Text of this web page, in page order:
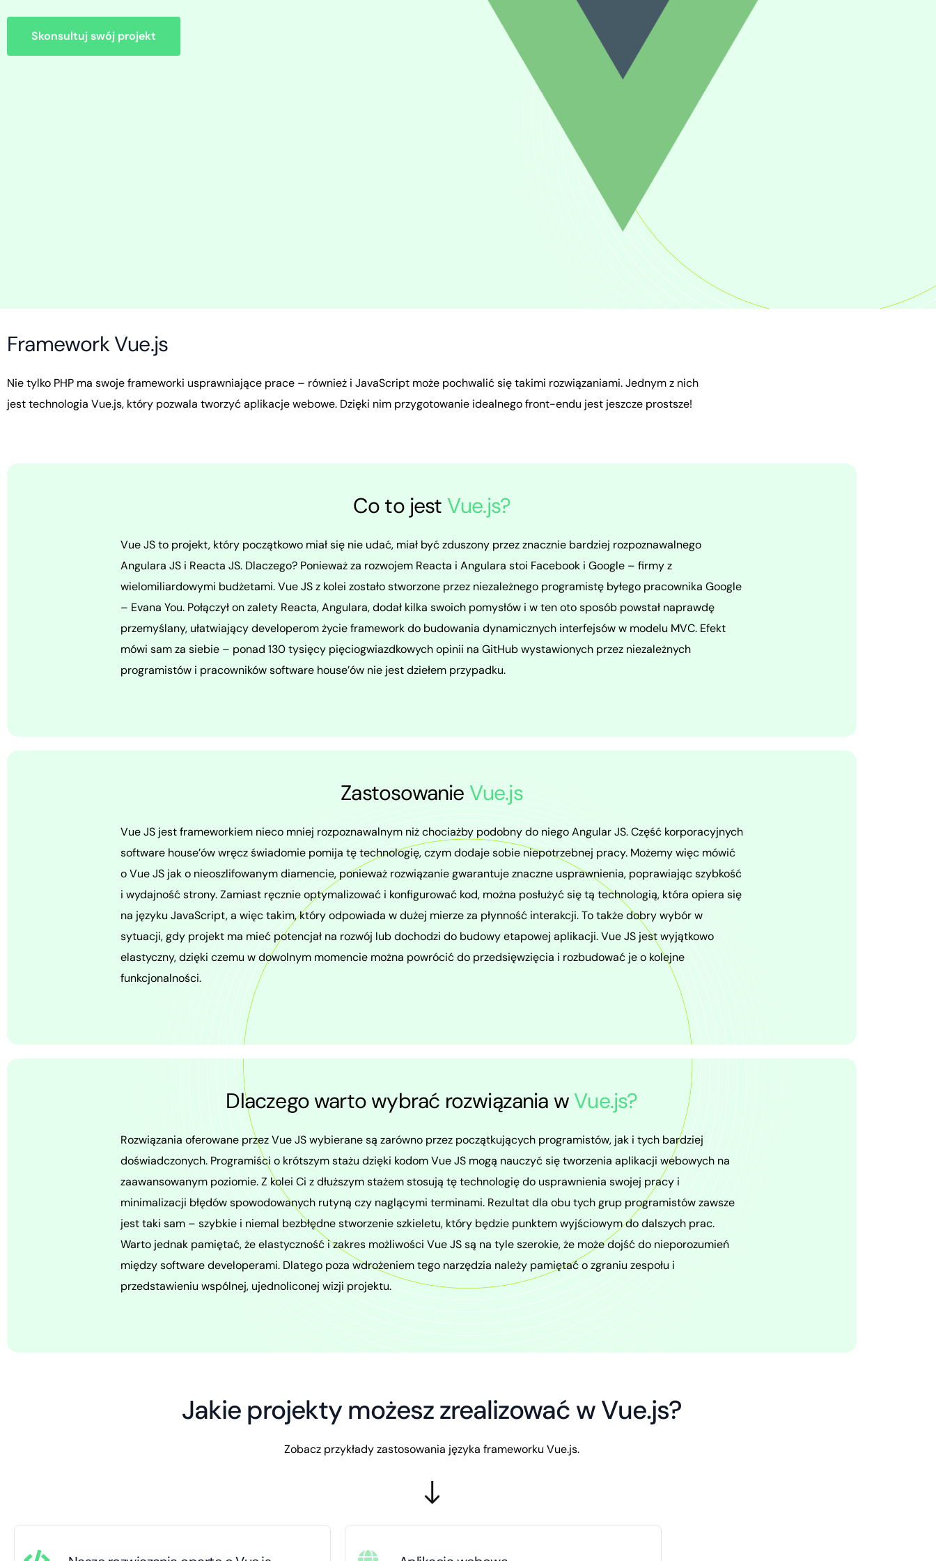
Skonsultuj swój projekt
FrameworkVue.js
Nietylko PHP ma swojeframeworki usprawniające prace – również i JavaScript może pochwalićsiętakimi rozwiązaniami.Jednymz nich
jesttechnologia Vue.js, który pozwala tworzyćaplikacjewebowe. Dzięki nim przygotowanie idealnegofront-endu jest jeszcze prostsze!
Co to jest Vue.js?
Vue JS to projekt, który początkowo miał się nie udać, miał być zduszony przez znacznie bardziej rozpoznawalnego
Angulara JS i Reacta JS. Dlaczego? Ponieważ za rozwojem Reacta i Angulara stoi Facebook i Google – firmy z
wielomiliardowymi budżetami. Vue JS z kolei zostało stworzone przez niezależnego programistę byłego pracownika Google
– Evana You. Połączył on zalety Reacta, Angulara, dodał kilka swoich pomysłów i w ten oto sposób powstał naprawdę
przemyślany, ułatwiający developerom życie framework do budowania dynamicznych interfejsów w modelu MVC. Efekt
mówi sam za siebie – ponad 130 tysięcy pięciogwiazdkowych opinii na GitHub wystawionych przez niezależnych
programistów i pracowników software house’ów nie jest dziełem przypadku.
Zastosowanie Vue.js
Vue JS jest frameworkiem nieco mniej rozpoznawalnym niż chociażby podobny do niego Angular JS. Część korporacyjnych
software house’ów wręcz świadomie pomija tę technologię, czym dodaje sobie niepotrzebnej pracy. Możemy więc mówić
o Vue JS jak o nieoszlifowanym diamencie, ponieważ rozwiązanie gwarantuje znaczne usprawnienia, poprawiając szybkość
i wydajność strony. Zamiast ręcznie optymalizować i konfigurować kod, można posłużyć się tą technologią, która opiera się
na języku JavaScript, a więc takim, który odpowiada w dużej mierze za płynność interakcji. To także dobry wybór w
sytuacji, gdy projekt ma mieć potencjał na rozwój lub dochodzi do budowy etapowej aplikacji. Vue JS jest wyjątkowo
elastyczny, dzięki czemu w dowolnym momencie można powrócić do przedsięwzięcia i rozbudować je o kolejne
funkcjonalności.
Dlaczego warto wybrać rozwiązania wVue.js?
Rozwiązania oferowane przez Vue JS wybierane są zarówno przez początkujących programistów, jak i tych bardziej
doświadczonych. Programiści o krótszym stażu dzięki kodom Vue JS mogą nauczyć się tworzenia aplikacji webowych na
zaawansowanym poziomie. Z kolei Ci z dłuższym stażem stosują tę technologię do usprawnienia swojej pracy i
minimalizacji błędów spowodowanych rutyną czy naglącymi terminami. Rezultat dla obu tych grup programistów zawsze
jest taki sam – szybkie i niemal bezbłędne stworzenie szkieletu, który będzie punktem wyjściowym do dalszych prac.
Warto jednak pamiętać, że elastyczność i zakres możliwości Vue JS są na tyle szerokie, że może dojść do nieporozumień
między software developerami. Dlatego poza wdrożeniem tego narzędzia należy pamiętać o zgraniu zespołu i
przedstawieniu wspólnej, ujednoliconej wizji projektu.
Jakie projekty możesz zrealizować w Vue.js?
Zobacz przykłady zastosowania języka frameworku Vue.js.